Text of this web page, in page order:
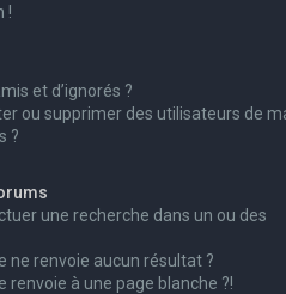
!
et d’ignorés ?
ou supprimer des utilisateurs de
?
une recherche dans un ou des
ne renvoie aucun résultat ?
renvoie à une page blanche ?!